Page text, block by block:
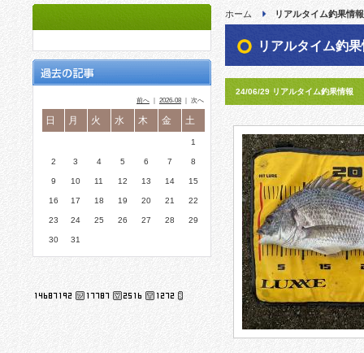
前へ 2026-08 ｜ 次へ
日 月 火 水 木 金 土
1
2 3 4 5 6 7 8
9 10 11 12 13 14 15
16 17 18 19 20 21 22
23 24 25 26 27 28 29
30 31
ホーム リアルタイム釣果情報
リアルタイム釣
24/06/29 リアルタイム釣果情報